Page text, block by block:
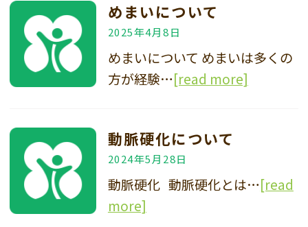
めまいについて
2025年4月8日
めまいについて めまいは多くの
方が経験…[read more]
動脈硬化について
2024年5月28日
動脈硬化 動脈硬化とは…[read
more]